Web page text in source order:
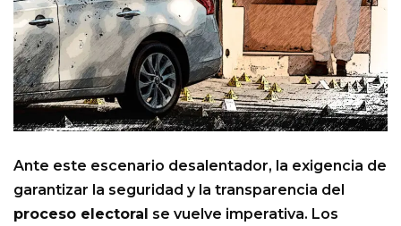
Ante este escenario desalentador, la exigencia de
garantizar la seguridad y la transparencia del
proceso electoral se vuelve imperativa. Los